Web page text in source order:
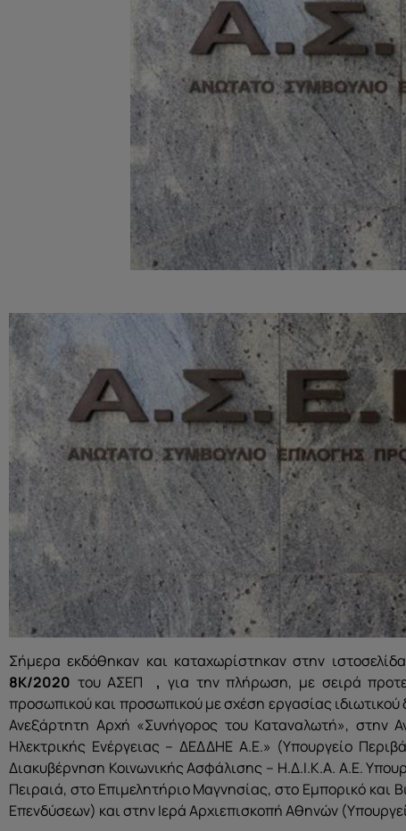
Σήμερα εκδόθηκαν και καταχωρίστηκαν στην
8Κ/2020 του ΑΣΕΠ , για την πλήρωση, με σειρά
προσωπικού και προσωπικού με σχέση εργασίας
Ανεξάρτητη Αρχή «Συνήγορος του Καταναλωτή», στην
Ηλεκτρικής Ενέργειας – ΔΕΔΔΗΕ A.E.» (Υπουργείο
Διακυβέρνηση Κοινωνικής Ασφάλισης – Η.Δ.Ι.Κ.Α. Α.Ε.
Πειραιά, στο Επιμελητήριο Μαγνησίας, στο Εμπορικό και
Επενδύσεων) και στην Ιερά Αρχιεπισκοπή Αθηνών